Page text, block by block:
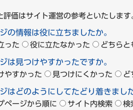
評価はサイト運営の参考といたします
の情報は役に立ちましたか。
った 役に立たなかった どちらと
は見つけやすかったですか。
やすかった 見つけにくかった ど
はどのようにしてたどり着きまし
ページから順に サイト内検索 検